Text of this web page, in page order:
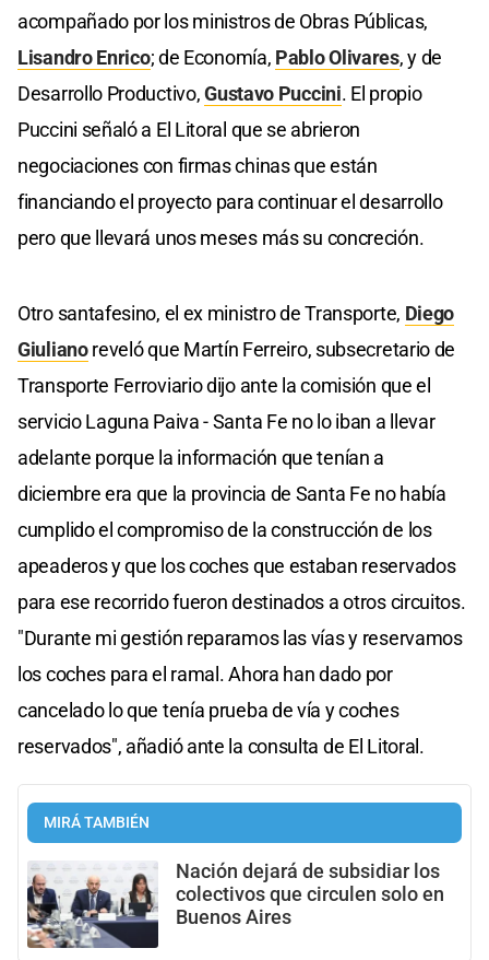
acompañado por los ministros de Obras Públicas,
Lisandro Enrico; de Economía, Pablo Olivares, y de
Desarrollo Productivo,Gustavo Puccini. El propio
Puccini señaló a El Litoral que se abrieron
negociaciones con firmas chinas que están
financiando el proyecto para continuar el desarrollo
pero que llevará unos meses más su concreción.
Otro santafesino, el ex ministro de Transporte, Diego
Giulianoreveló que Martín Ferreiro, subsecretario de
Transporte Ferroviario dijo ante la comisión que el
servicio Laguna Paiva - Santa Fe no lo iban a llevar
adelante porque la información que tenían a
diciembre era que la provincia de Santa Fe no había
cumplido el compromiso de la construcción de los
apeaderos y que los coches que estaban reservados
para ese recorrido fueron destinados a otros circuitos.
"Durante mi gestión reparamos las vías y reservamos
los coches para el ramal. Ahora han dado por
cancelado lo que tenía prueba de vía y coches
reservados", añadió ante la consulta de El Litoral.
MIRÁ TAMBIÉN
Nación dejará de subsidiar los
colectivos que circulen solo en
Buenos Aires